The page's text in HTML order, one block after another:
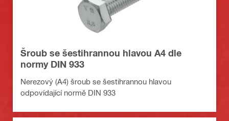
Šroub se šestihrannou hlavou A4 dle
normy DIN 933
Nerezový (A4) šroub se šestihrannou hlavou
odpovídající normě DIN 933